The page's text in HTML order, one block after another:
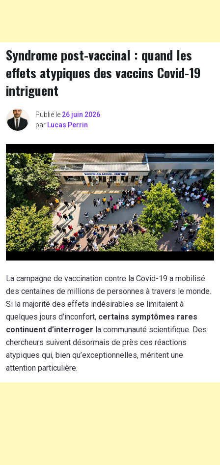
Syndrome post-vaccinal : quand les
effets atypiques des vaccins Covid-19
intriguent
Publié le 26 juin 2026
par Lucas Perrin
La campagne de vaccination contre la Covid-19 a mobilisé
des centaines de millions de personnes à travers le monde.
Si la majorité des effets indésirables se limitaient à
quelques jours d’inconfort, certains symptômes rares
continuent d’interroger la communauté scientifique. Des
chercheurs suivent désormais de près ces réactions
atypiques qui, bien qu’exceptionnelles, méritent une
attention particulière.